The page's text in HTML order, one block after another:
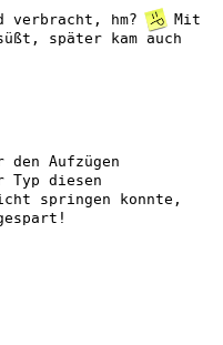
verbracht, hm?
Mit
später kam auch
Aufzügen
Typ diesen
springen konnte,